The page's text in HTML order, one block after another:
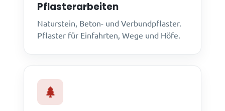
Pflasterarbeiten
Naturstein, Beton- und Verbundpflaster.
Pflaster für Einfahrten, Wege und Höfe.